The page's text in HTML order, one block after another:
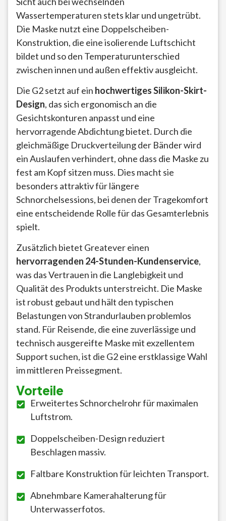
Wassertemperaturen stets klar und ungetrübt.
Die Maske nutzt eine Doppelscheiben-
Konstruktion, die eine isolierende Luftschicht
bildet und so den Temperaturunterschied
zwischen innen und außen effektiv ausgleicht.
Die G2 setzt auf ein hochwertiges Silikon-Skirt-
Design, das sich ergonomisch an die
Gesichtskonturen anpasst und eine
hervorragende Abdichtung bietet. Durch die
gleichmäßige Druckverteilung der Bänder wird
ein Auslaufen verhindert, ohne dass die Maske zu
fest am Kopf sitzen muss. Dies macht sie
besonders attraktiv für längere
Schnorchelsessions, bei denen der Tragekomfort
eine entscheidende Rolle für das Gesamterlebnis
spielt.
Zusätzlich bietet Greatever einen
hervorragenden 24-Stunden-Kundenservice,
was das Vertrauen in die Langlebigkeit und
Qualität des Produkts unterstreicht. Die Maske
ist robust gebaut und hält den typischen
Belastungen von Strandurlauben problemlos
stand. Für Reisende, die eine zuverlässige und
technisch ausgereifte Maske mit exzellentem
Support suchen, ist die G2 eine erstklassige Wahl
im mittleren Preissegment.
Vorteile
Erweitertes Schnorchelrohr für maximalen
Luftstrom.
Doppelscheiben-Design reduziert
Beschlagen massiv.
Faltbare Konstruktion für leichten Transport.
Abnehmbare Kamerahalterung für
Unterwasserfotos.